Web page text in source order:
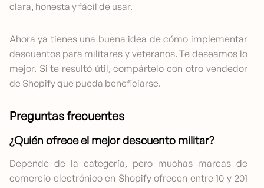
clara, honesta y fácil de usar.
Ahora ya tienes una buena idea de cómo implementar
descuentos para militares y veteranos. Te deseamos lo
mejor. Si te resultó útil, compártelo con otro vendedor
de Shopify que pueda beneficiarse.
Preguntas frecuentes
¿Quién ofrece el mejor descuento militar?
Depende de la categoría, pero muchas marcas de
comercio electrónico en Shopify ofrecen entre 10 y 201